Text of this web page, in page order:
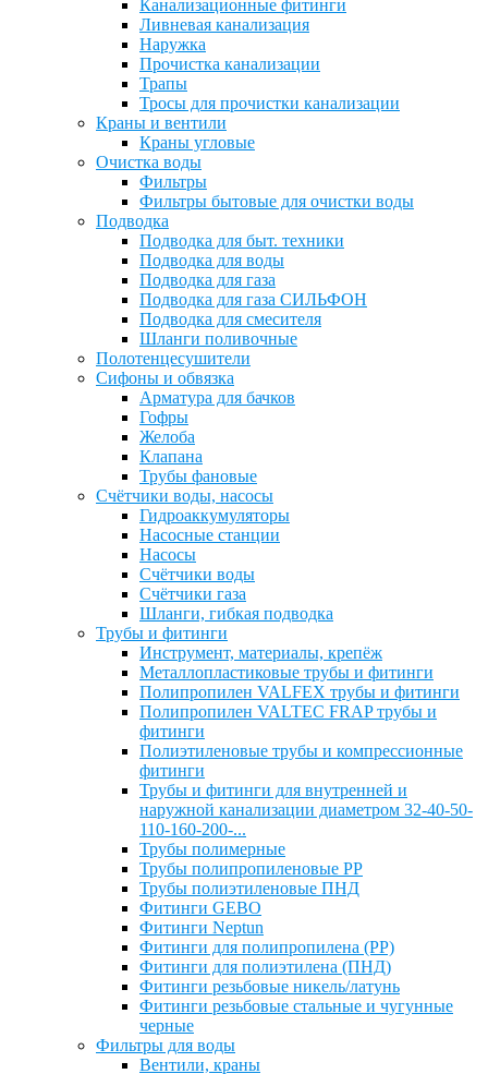
Канализационные фитинги
Ливневая канализация
Наружка
Прочистка канализации
Трапы
Тросы для прочистки канализации
Краны и вентили
Краны угловые
Очистка воды
Фильтры
Фильтры бытовые для очистки воды
Подводка
Подводка для быт. техники
Подводка для воды
Подводка для газа
Подводка для газа СИЛЬФОН
Подводка для смесителя
Шланги поливочные
Полотенцесушители
Сифоны и обвязка
Арматура для бачков
Гофры
Желоба
Клапана
Трубы фановые
Счётчики воды, насосы
Гидроаккумуляторы
Насосные станции
Насосы
Счётчики воды
Счётчики газа
Шланги, гибкая подводка
Трубы и фитинги
Инструмент, материалы, крепёж
Металлопластиковые трубы и фитинги
Полипропилен VALFEX трубы и фитинги
Полипропилен VALTEC FRAP трубы и
фитинги
Полиэтиленовые трубы и компрессионные
фитинги
Трубы и фитинги для внутренней и
наружной канализации диаметром 32-40-50-
110-160-200-...
Трубы полимерные
Трубы полипропиленовые PP
Трубы полиэтиленовые ПНД
Фитинги GEBO
Фитинги Neptun
Фитинги для полипропилена (PP)
Фитинги для полиэтилена (ПНД)
Фитинги резьбовые никель/латунь
Фитинги резьбовые стальные и чугунные
черные
Фильтры для воды
Вентили, краны